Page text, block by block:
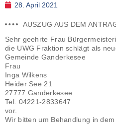
28. April 2021
AUSZUG AUS DEM
Sehr geehrte Frau
die UWG Fraktion schlägt als
Gemeinde Ganderkesee
Frau
Inga Wilkens
Heider See 21
27777 Ganderkesee
Tel. 04221-2833647
vor.
Wir bitten um Behandlung in